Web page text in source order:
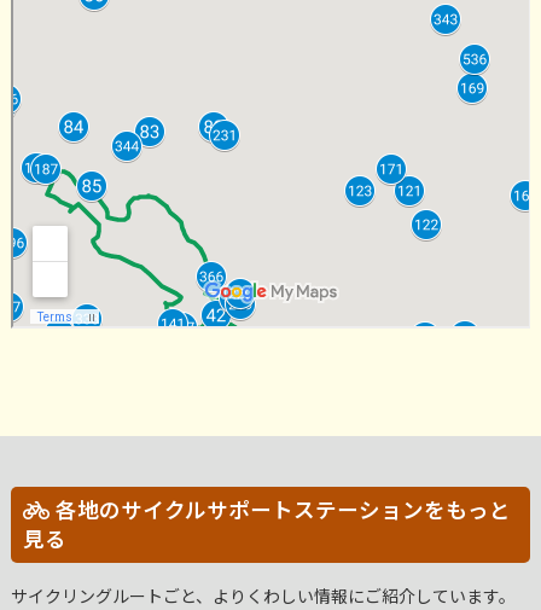
各地のサイクルサポートステーションをもっと
見る
サイクリングルートごと、よりくわしい情報にご紹介しています。